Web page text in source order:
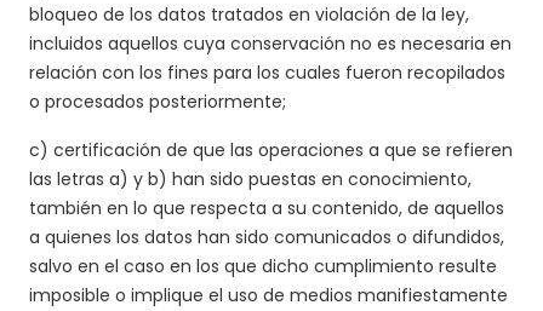
bloqueo de los datos tratados en violación de la ley,
incluidos aquellos cuya conservación no es necesaria en
relación con los fines para los cuales fueron recopilados
o procesados posteriormente;
c) certificación de que las operaciones a que se refieren
las letras a) y b) han sido puestas en conocimiento,
también en lo que respecta a su contenido, de aquellos
a quienes los datos han sido comunicados o difundidos,
salvo en el caso en los que dicho cumplimiento resulte
imposible o implique el uso de medios manifiestamente